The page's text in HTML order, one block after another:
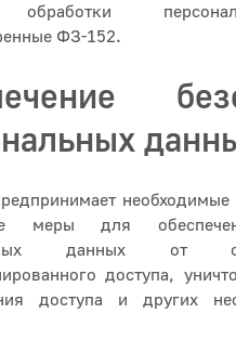
обработки
ФЗ-152.
меры для
данных от
доступа,
доступа и других